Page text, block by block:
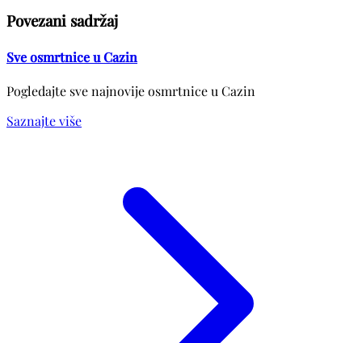
Povezani sadržaj
Sve osmrtnice u Cazin
Pogledajte sve najnovije osmrtnice u Cazin
Saznajte više